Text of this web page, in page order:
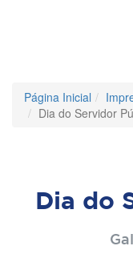
Página Inicial
Dia do Servidor
Dia do